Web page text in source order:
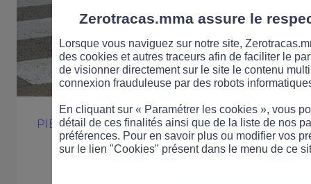
PIÉTON PRATIQUE
Un kit piétons
Zerotracas.mma assure le
Lorsque vous naviguez sur notre site,
des cookies et autres traceurs afin de faciliter le
de visionner directement sur le site le contenu
connexion frauduleuse par des robots
En cliquant sur « Paramétrer les cookies », vous
détail de ces finalités ainsi que de la liste de nos
préférences. Pour en savoir plus ou modifier vos
sur le lien "Cookies" présent dans le menu de ce